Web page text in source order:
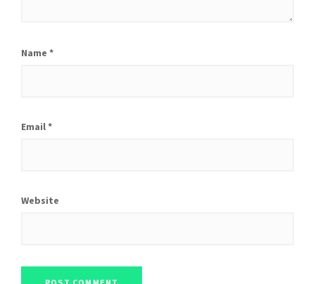
Name *
Email*
Website